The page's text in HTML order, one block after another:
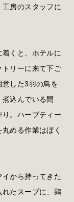
房のスタッフに
くと、ホテルに
トリーに来て下ご
意した3羽の鳥を
込んでいる間
。ハーブティー
める作業はぼく
から持ってきた
れたスープに、鶏